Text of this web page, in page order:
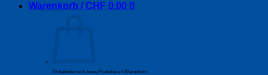
Warenkorb / CHF 0.00 0
Es befinden sich keine Produkte im Warenkorb.